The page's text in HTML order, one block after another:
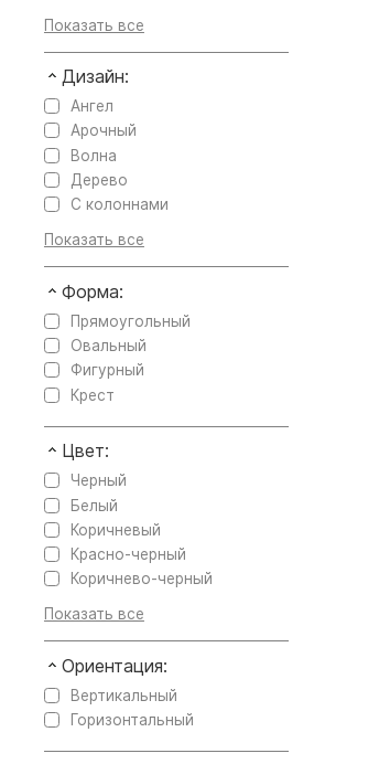
Дизайн:
Ангел
Арочный
Волна
Дерево
С колоннами
Форма:
Прямоугольный
Овальный
Фигурный
Крест
Цвет:
Черный
Белый
Коричневый
Красно-черный
Коричнево-черный
Ориентация:
Вертикальный
Горизонтальный